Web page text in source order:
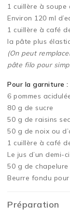
1 cuillère à soupe
Environ 120 ml
1 cuillère à café
la pâte plus
(On peut
pâte filo pour
Pour la garniture :
6 pommes
80 g de sucre
50 g de raisins
50 g de noix ou
1 cuillère à café
Le jus d’un demi-
50 g de
Beurre fondu
Préparation